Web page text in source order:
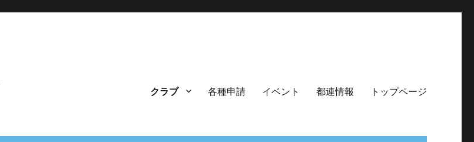
クラブ 各種申請 イベント 都連情報 トップページ